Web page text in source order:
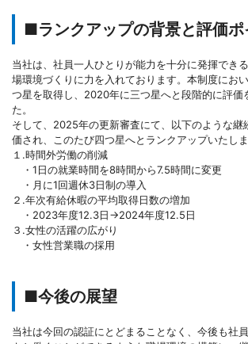
■ランクアップの背景と評価ポ
当社は、社員一人ひとりが能力を十分に発揮でき
場環境づくりに力を入れております。本制度にお
つ星を取得し、2020年に三つ星へと段階的に評価
た。
そして、2025年の更新審査にて、以下のような継
価され、このたび四つ星へとランクアップいたしま
１.時間外労働の削減
・1日の就業時間を8時間から7.5時間に変更
・月に1回週休3日制の導入
２.年次有給休暇の平均取得日数の増加
・2023年度12.3日→2024年度12.5日
３.女性の活躍の広がり
・女性営業職の採用
■今後の展望
当社は今回の認証にとどまることなく、今後も社